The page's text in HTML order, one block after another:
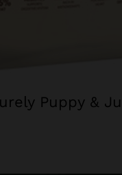
Puppy &